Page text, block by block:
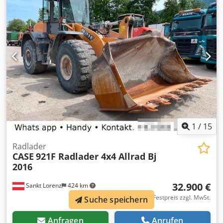
kW ca. 18.000 kg Klima Zentralschmierung Reifen 23,5R25
1 / 15
Sankt Lorenz 424 km
Radlader
CASE 921F Radlader 4x4 Allrad Bj
2016
32.900 €
Festpreis zzgl. MwSt.
Anfragen Anrufen
Suche speichern